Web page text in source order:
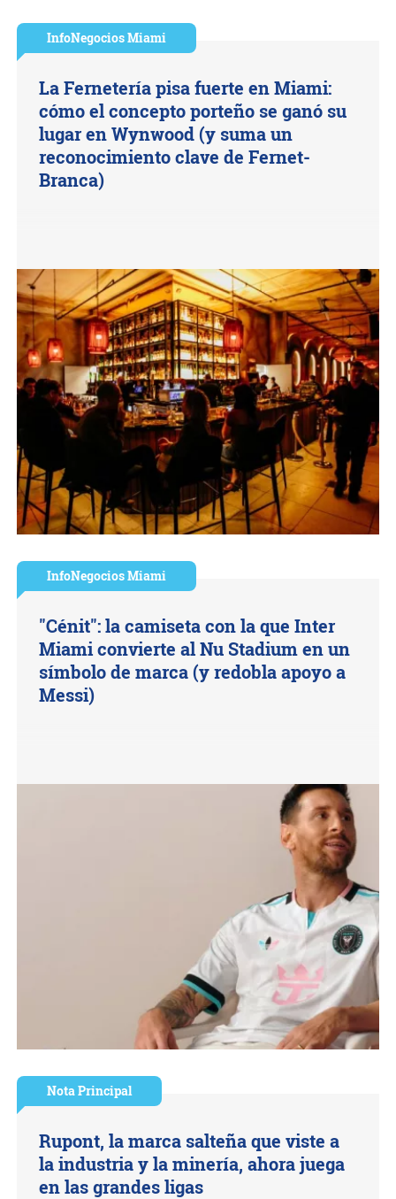
InfoNegocios Miami
La Fernetería pisa fuerte en Miami:
cómo el concepto porteño se ganó su
lugar en Wynwood (y suma un
reconocimiento clave de Fernet-
Branca)
InfoNegocios Miami
"Cénit": la camiseta con la que Inter
Miami convierte al Nu Stadium en un
símbolo de marca (y redobla apoyo a
Messi)
Nota Principal
Rupont, la marca salteña que viste a
la industria y la minería, ahora juega
en las grandes ligas